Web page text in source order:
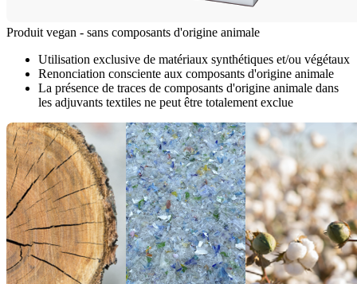
Produit vegan - sans composants d'origine animale
Utilisation exclusive de matériaux synthétiques et/ou végétaux
Renonciation consciente aux composants d'origine animale
La présence de traces de composants d'origine animale dans
les adjuvants textiles ne peut être totalement exclue